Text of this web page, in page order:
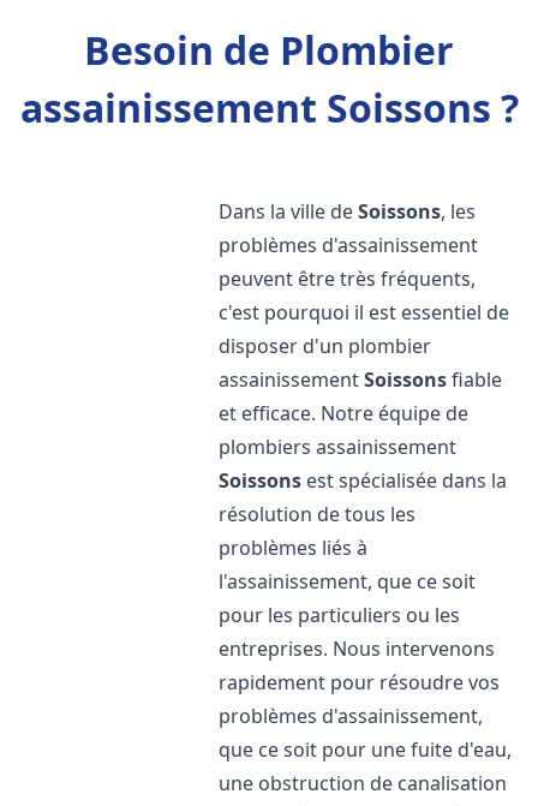
Besoin de Plombier
assainissement Soissons ?
Dans la ville deSoissons, les
problèmes d'assainissement
peuvent être très fréquents,
c'est pourquoi il est essentiel de
disposer d'un plombier
assainissementSoissonsfiable
et efficace. Notre équipe de
plombiers assainissement
Soissons est spécialisée dans la
résolution de tous les
problèmes liés à
l'assainissement, que ce soit
pour les particuliers ou les
entreprises. Nous intervenons
rapidement pour résoudre vos
problèmes d'assainissement,
que ce soit pour une fuite d'eau,
une obstruction de canalisation